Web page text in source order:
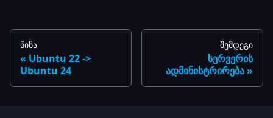
წინა
Ubuntu 22 ->
Ubuntu 24
შემდეგი
სერვერის
ადმინისტრირება